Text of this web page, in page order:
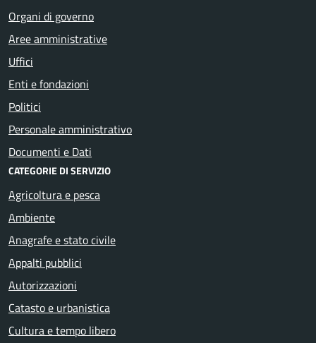
Organi di governo
Aree amministrative
Uffici
Enti e fondazioni
Politici
Personale amministrativo
Documenti e Dati
CATEGORIE DI SERVIZIO
Agricoltura e pesca
Ambiente
Anagrafe e stato civile
Appalti pubblici
Autorizzazioni
Catasto e urbanistica
Cultura e tempo libero